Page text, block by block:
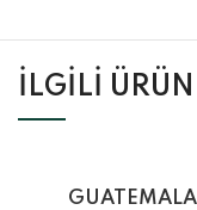
İLGILI